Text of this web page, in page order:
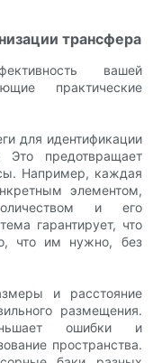
трансфера
вашей
практические
для идентификации
Это предотвращает
Например, каждая
элементом,
и его
гарантирует, что
что им нужно, без
и расстояние
размещения.
ошибки и
пространства.